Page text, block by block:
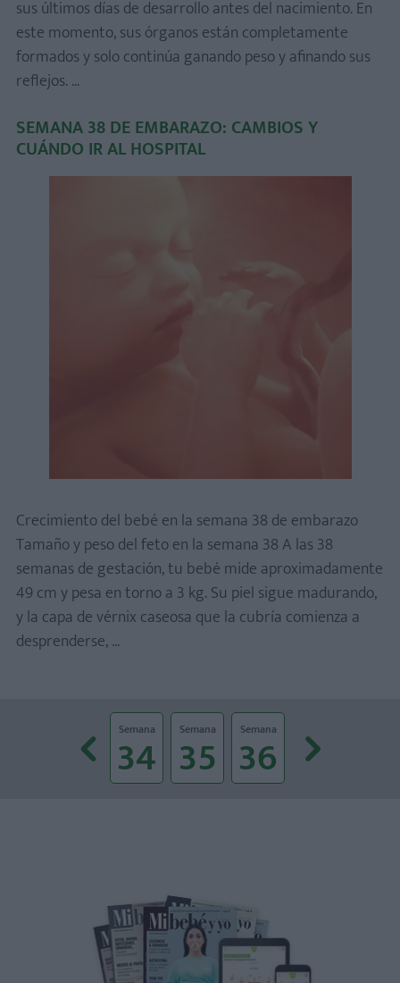
sus últimos días de desarrollo antes del nacimiento. En
este momento, sus órganos están completamente
formados y solo continúa ganando peso y afinando sus
reflejos. ...
SEMANA 38 DE EMBARAZO: CAMBIOS Y
CUÁNDO IR AL HOSPITAL
Crecimiento del bebé en la semana 38 de embarazo
Tamaño y peso del feto en la semana 38 A las 38
semanas de gestación, tu bebé mide aproximadamente
49 cm y pesa en torno a 3 kg. Su piel sigue madurando,
y la capa de vérnix caseosa que la cubría comienza a
desprenderse, ...
33 Semana
34 Semana
35 Semana
36 37